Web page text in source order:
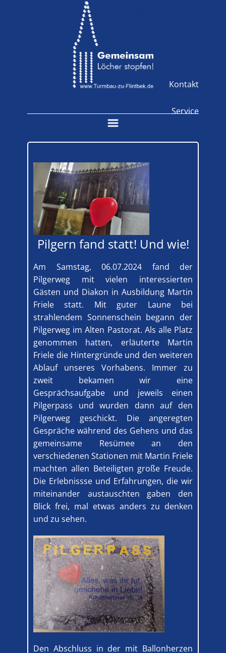
Kontakt
Service
Pilgern fand statt! Und wie!
Am Samstag, 06.07.2024 fand der
Pilgerweg mit vielen interessierten
Gästen und Diakon in Ausbildung Martin
Friele statt. Mit guter Laune bei
strahlendem Sonnenschein begann der
Pilgerweg im Alten Pastorat. Als alle Platz
genommen hatten, erläuterte Martin
Friele die Hintergründe und den weiteren
Ablauf unseres Vorhabens. Immer zu
zweit bekamen wir eine
Gesprächsaufgabe und jeweils einen
Pilgerpass und wurden dann auf den
Pilgerweg geschickt. Die angeregten
Gespräche während des Gehens und das
gemeinsame Resümee an den
verschiedenen Stationen mit Martin Friele
machten allen Beteiligten große Freude.
Die Erlebnissse und Erfahrungen, die wir
miteinander austauschten gaben den
Blick frei, mal etwas anders zu denken
und zu sehen.
Den Abschluss in der mit Ballonherzen